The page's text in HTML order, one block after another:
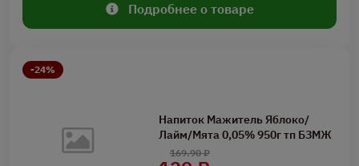
Подробнее о товаре
-24%
Напиток Мажитель Яблоко/
Лайм/Мята 0,05% 950г тп БЗМЖ
169.90 ₽